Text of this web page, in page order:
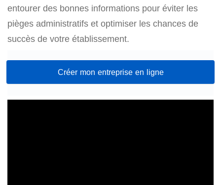
entourer des bonnes informations pour éviter les
pièges administratifs et optimiser les chances de
succès de votre établissement.
Créer mon entreprise en ligne